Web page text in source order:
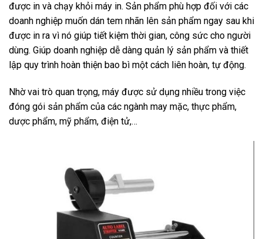
được in và chạy khỏi máy in. Sản phẩm phù hợp đối với các
doanh nghiệp muốn dán tem nhãn lên sản phẩm ngay sau khi
được in ra vì nó giúp tiết kiệm thời gian, công sức cho người
dùng. Giúp doanh nghiệp dễ dàng quản lý sản phẩm và thiết
lập quy trình hoàn thiện bao bì một cách liên hoàn, tự động.
Nhờ vai trò quan trọng, máy được sử dụng nhiều trong việc
đóng gói sản phẩm của các ngành may mặc, thực phẩm,
dược phẩm, mỹ phẩm, điện tử,…